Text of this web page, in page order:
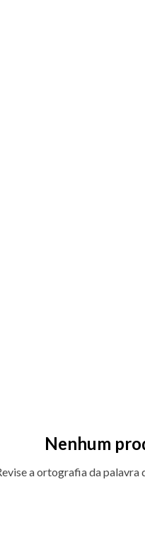
Nenhum
a ortografia da palavra